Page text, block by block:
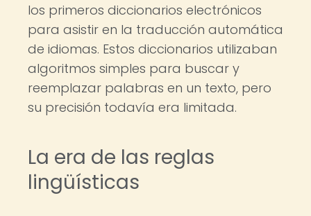
los primeros diccionarios electrónicos
para asistir en la traducción automática
de idiomas. Estos diccionarios utilizaban
algoritmos simples para buscar y
reemplazar palabras en un texto, pero
su precisión todavía era limitada.
La era de las reglas
lingüísticas